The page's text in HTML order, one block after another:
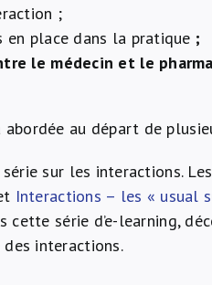
;
en place dans la pratique ;
le médecin et le
au départ de
sur les interactions.
Interactions – les « usual
cette série d’e-learning,
des interactions.